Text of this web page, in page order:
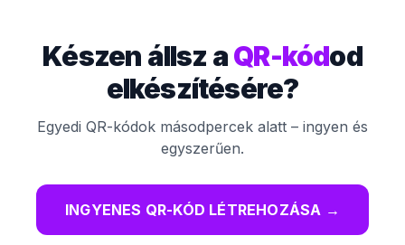
Készen állsz aQR-kódod
elkészítésére?
Egyedi QR-kódok másodpercek alatt – ingyen és
egyszerűen.
INGYENES QR-KÓD LÉTREHOZÁSA →